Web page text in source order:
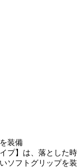
装備
プ】は、落とした時
ソフトグリップを装